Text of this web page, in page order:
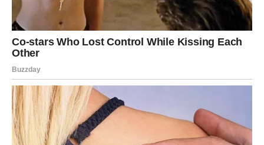
ono što oseća prema vama.
Rakovi koji su u komplikovanom odnosu mogli bi danas
doneti važnu odluku. Ili ćete nastaviti zajedno iskreno i
bez igara, ili ćete zauvek zatvoriti vrata prošlosti.
Važno je da ne pristajete na polovične emocije. Vi
zaslužujete ljubav koja je sigurna i jasna.